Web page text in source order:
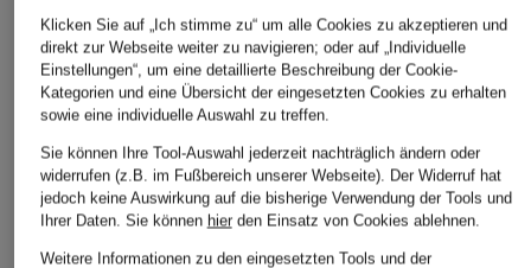
Klicken Sie auf „Ich stimme zu“ um alle Cookies zu akzeptieren und
direkt zur Webseite weiter zu navigieren; oder auf „Individuelle
Einstellungen“, um eine detaillierte Beschreibung der Cookie-
Kategorien und eine Übersicht der eingesetzten Cookies zu erhalten
sowie eine individuelle Auswahl zu treffen.
Sie können Ihre Tool-Auswahl jederzeit nachträglich ändern oder
widerrufen (z.B. im Fußbereich unserer Webseite). Der Widerruf hat
jedoch keine Auswirkung auf die bisherige Verwendung der Tools und
Ihrer Daten. Sie können hierden Einsatz von Cookies ablehnen.
Weitere Informationen zu den eingesetzten Tools und der